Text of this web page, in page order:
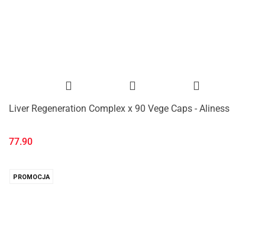
Liver Regeneration Complex x 90 Vege Caps - Aliness
77.90
PROMOCJA